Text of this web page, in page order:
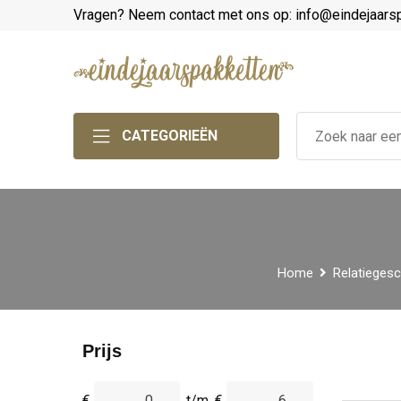
Vragen? Neem contact met ons op:
CATEGORIEËN
Home
Prijs